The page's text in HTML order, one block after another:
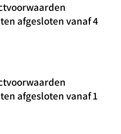
afgesloten vanaf 4
afgesloten vanaf 1